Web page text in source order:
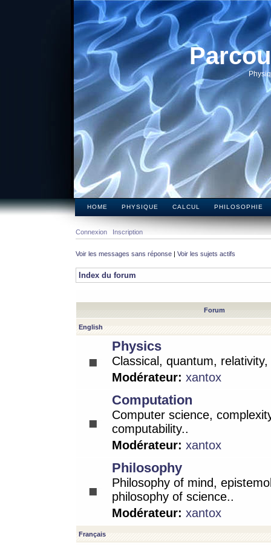
HOME PHYSIQUE CALCUL PHILOSOPHIE
Connexion Inscription
Voir les messages sans réponse | Voir les sujets actifs
Index du forum
Forum
English
Physics
Classical, quantum,
Modérateur: xantox
Computation
Computer science,
computability..
Modérateur: xantox
Philosophy
Philosophy of mind,
philosophy of science..
Modérateur: xantox
Français